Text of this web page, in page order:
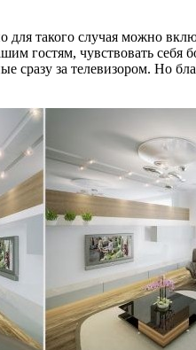
такого случая можно
гостям, чувствовать
за телевизором. Но